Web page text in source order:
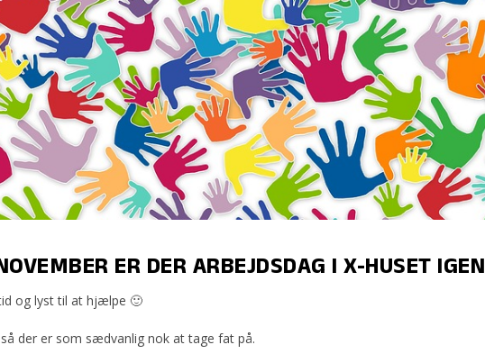
ER DER ARBEJDSDAG I X-HUSET IGEN
og lyst til at hjælpe 🙂
der er som sædvanlig nok at tage fat på.